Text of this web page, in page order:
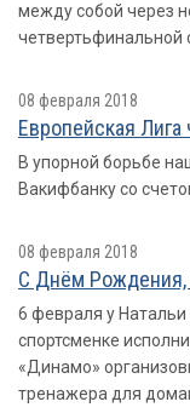
между собой через
четвертьфинальной
08 февраля 2018
Европейская
В упорной борьбе
Вакифбанку со
08 февраля 2018
С Днём Рождения,
6 февраля у
спортсменке
«Динамо»
тренажера для